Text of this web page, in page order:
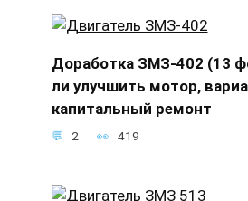
Доработка ЗМЗ-402 (13
ли улучшить мотор,
капитальный ремонт
2 419